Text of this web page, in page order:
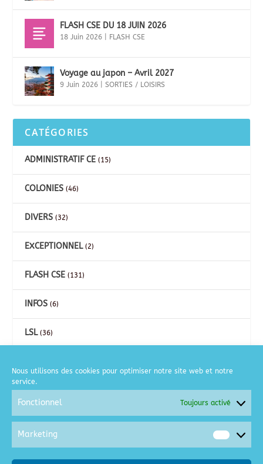
Nous utilisons des cookies pour optimiser notre site web et notre
service.
Fonctionnel Toujours activé
Marketing
FLASH CSE DU 18 JUIN 2026
18 Juin 2026 FLASH CSE
Voyage au japon – Avril 2027
9 Juin 2026 |SORTIES / LOISIRS
CATÉGORIES
ADMINISTRATIF CE (15)
COLONIES (46)
DIVERS (32)
EXCEPTIONNEL(2)
FLASH CSE (131)
INFOS (6)
LSL(36)
COURSE A PIED(2)
GOLF
MOTO(2)